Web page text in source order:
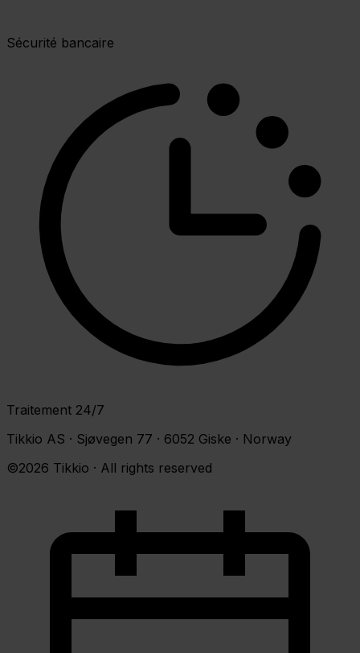
Sécurité bancaire
Traitement 24/7
Tikkio AS · Sjøvegen 77 · 6052 Giske · Norway
©2026 Tikkio · All rights reserved